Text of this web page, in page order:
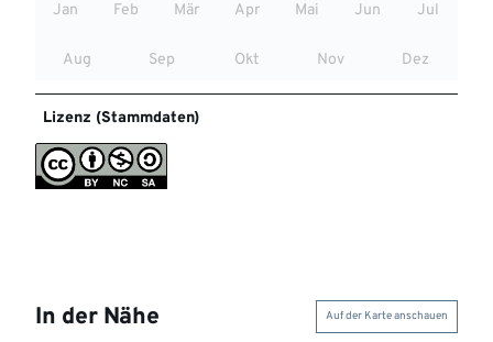
Jan Feb Mär Apr Mai Jun Jul
Aug Sep Okt Nov Dez
Lizenz (Stammdaten)
In der Nähe Auf der Karte anschauen